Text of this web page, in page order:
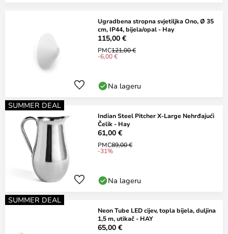
Ugradbena stropna svjetiljka Ono, Ø 35
cm, IP44, bijela/opal - Hay
115,00 €
PMC121,00 €
-6,00 €
Na lageru
SUMMER DEAL
Indian Steel Pitcher X-Large Nehrđajući
Čelik - Hay
61,00 €
PMC89,00 €
-31%
Na lageru
SUMMER DEAL
Neon Tube LED cijev, topla bijela, duljina
1,5 m, utikač - HAY
65,00 €